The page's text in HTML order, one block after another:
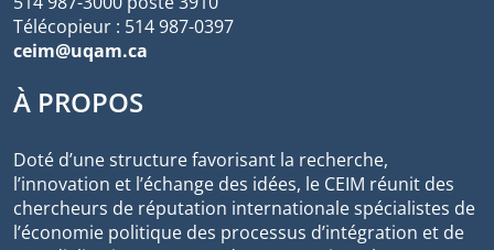
Télécopieur : 514 987-0397
ceim@uqam.ca
À PROPOS
Doté d’une structure favorisant la recherche,
l’innovation et l’échange des idées, le CEIM réunit des
chercheurs de réputation internationale spécialistes de
l’économie politique des processus d’intégration et de